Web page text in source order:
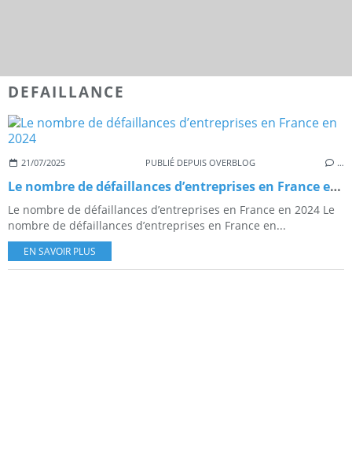
DEFAILLANCE
21/07/2025 PUBLIÉ DEPUIS OVERBLOG …
Le nombre de défaillances d’entreprises en France en 2024
Le nombre de défaillances d’entreprises en France en 2024 Le
nombre de défaillances d’entreprises en France en...
EN SAVOIR PLUS